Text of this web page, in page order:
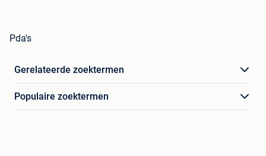
Pda's
Gerelateerde zoektermen
Populaire zoektermen